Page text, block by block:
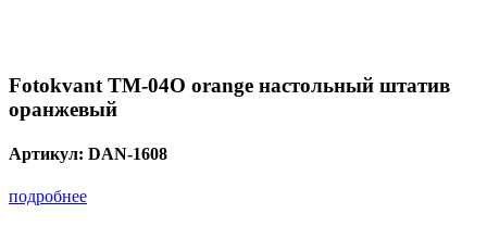
Fotokvant TM-04O orange настольный штатив
оранжевый
Артикул: DAN-1608
подробнее